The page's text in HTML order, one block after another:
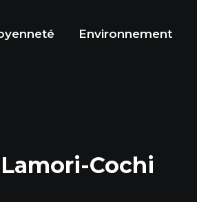
Environnement
Cochi